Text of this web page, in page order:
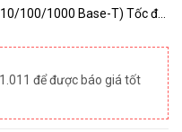
100/1000 Base-T) Tốc độ
mạch 32G Bộ nh...
để được báo giá tốt